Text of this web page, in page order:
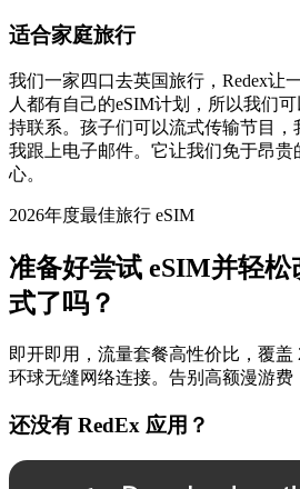
适合家庭旅行
我们一家四口去英国旅行，Redex让
人都有自己的eSIM计划，所以我们
持联系。孩子们可以流式传输节目，
我跟上电子邮件。它让我们免于昂
心。
2026年度最佳旅行 eSIM
准备好尝试 eSIM并轻
式了吗？
即开即用，流量套餐高性价比，覆盖
环球无缝网络连接。告别高额漫游费
还没有 RedEx 应用？